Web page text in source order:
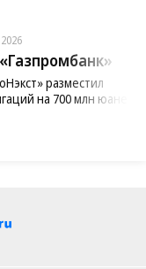
разместил
на 700 млн юаней